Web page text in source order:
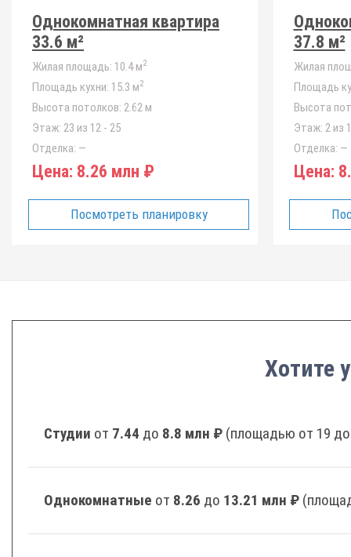
Однокомнатная квартира
33.6 м²
Жилая площадь: 10.4 м2
Площадь кухни: 15.3 м2
Высота потолков: 2.62 м
Этаж: 23 из 12 - 25
Отделка: —
Цена: 8.26 млн ₽
Посмотреть планировку
37.8 м²
Жилая
Площадь
Высота
Этаж: 2 из
Отделка: —
Цена:
Хотите
Студии от 7.44 до 8.8 млн ₽ (площадью от 19
Однокомнатные от 8.26 до 13.21 млн ₽